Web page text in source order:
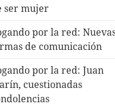
ser mujer
por la red:
de comunicación
por la red: Juan
cuestionadas